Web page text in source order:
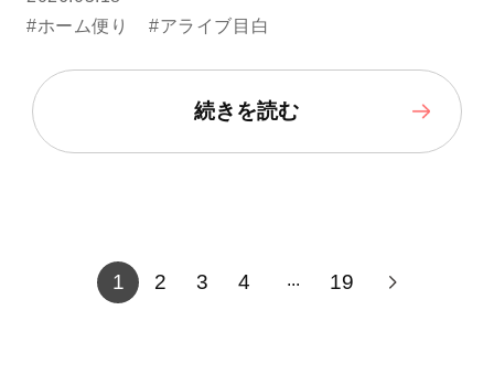
#ホーム便り
#アライブ目白
続きを読む
1 2 3 4 ... 19